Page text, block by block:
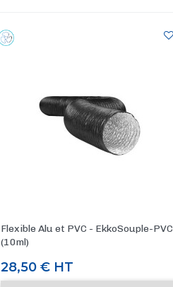
Flexible Alu et PVC - EkkoSouple-PVC
(10ml)
Prix
28,50 € HT